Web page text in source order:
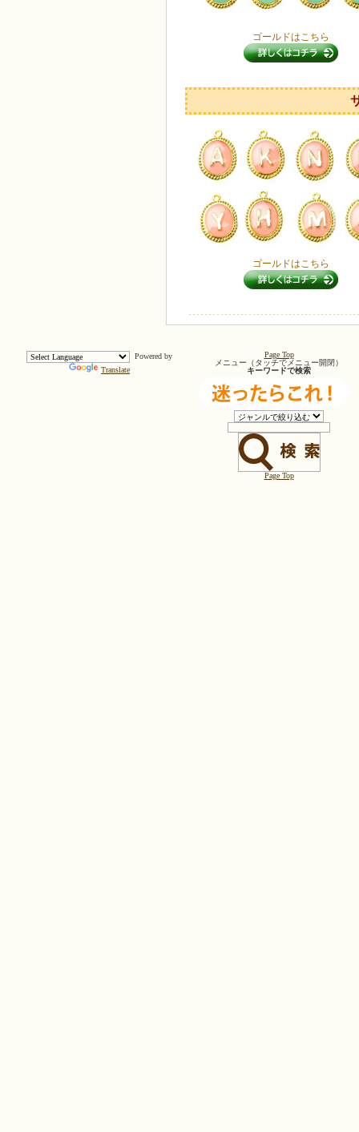
ゴールドはこちら
ゴールドはこちら
Page Top
メニュー（タッチでメニュー開閉）
キーワードで検索
Page Top
Powered by
Translate